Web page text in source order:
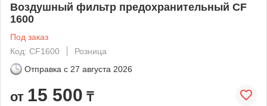
Воздушный фильтр предохранительный CF
1600
Под заказ
Код: CF1600
Розница
Отправка с 27 августа 2026
от 15 500 ₸